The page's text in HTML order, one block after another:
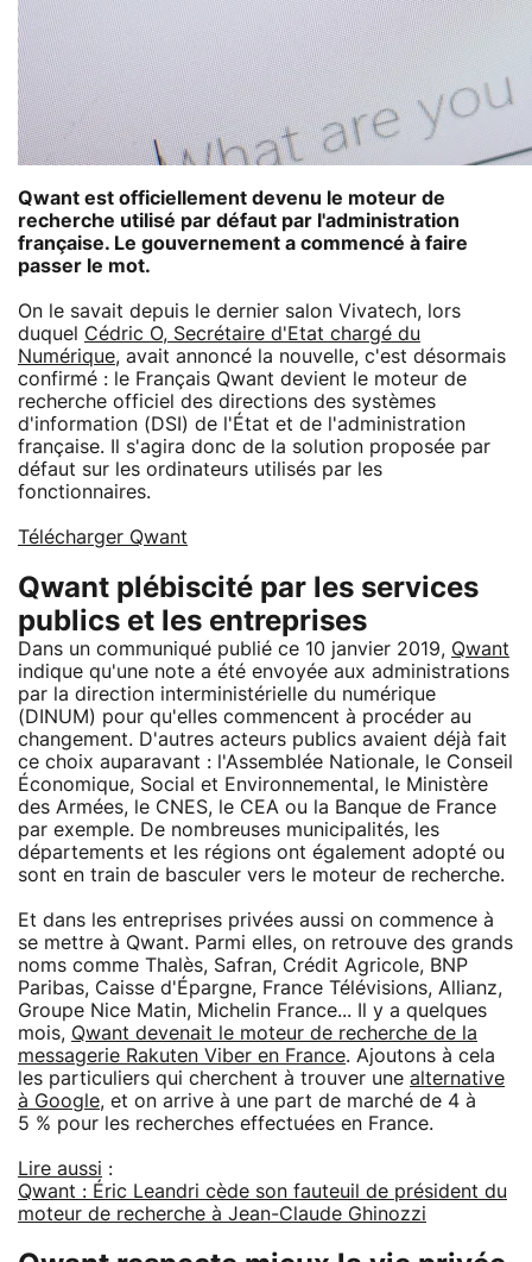
Qwant est officiellement devenu le moteur de
recherche utilisé par défaut par l'administration
française. Le gouvernement a commencé à faire
passer le mot.
On le savait depuis le dernier salon Vivatech, lors
duquel Cédric O, Secrétaire d'Etat chargé du
Numérique, avait annoncé la nouvelle, c'est désormais
confirmé : le Français Qwant devient le moteur de
recherche officiel des directions des systèmes
d'information (DSI) de l'État et de l'administration
française. Il s'agira donc de la solution proposée par
défaut sur les ordinateurs utilisés par les
fonctionnaires.
Télécharger Qwant
Qwant plébiscité par les services
publics et les entreprises
Dans un communiqué publié ce 10 janvier 2019, Qwant
indique qu'une note a été envoyée aux administrations
par la direction interministérielle du numérique
(DINUM) pour qu'elles commencent à procéder au
changement. D'autres acteurs publics avaient déjà fait
ce choix auparavant : l'Assemblée Nationale, le Conseil
Économique, Social et Environnemental, le Ministère
des Armées, le CNES, le CEA ou la Banque de France
par exemple. De nombreuses municipalités, les
départements et les régions ont également adopté ou
sont en train de basculer vers le moteur de recherche.
Et dans les entreprises privées aussi on commence à
se mettre à Qwant. Parmi elles, on retrouve des grands
noms comme Thalès, Safran, Crédit Agricole, BNP
Paribas, Caisse d'Épargne, France Télévisions, Allianz,
Groupe Nice Matin, Michelin France... Il y a quelques
mois, Qwant devenait le moteur de recherche de la
messagerie Rakuten Viber en France. Ajoutons à cela
les particuliers qui cherchent à trouver une alternative
à Google, et on arrive à une part de marché de 4 à
5 % pour les recherches effectuées en France.
Lire aussi :
Qwant : Éric Leandri cède son fauteuil de président du
moteur de recherche à Jean-Claude Ghinozzi